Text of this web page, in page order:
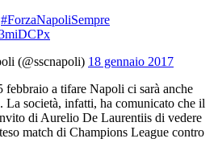
#ForzaNapoliSempre
(@sscnapoli) 18 gennaio 2017
a tifare Napoli ci sarà anche
società, infatti, ha comunicato che il
di Aurelio De Laurentiis di vedere
match di Champions League contro